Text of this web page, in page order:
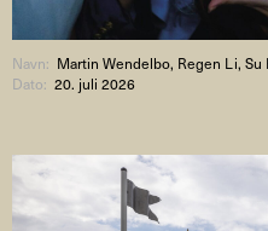
Navn: Martin Wendelbo, Regen Li, Su
Dato:20. juli 2026